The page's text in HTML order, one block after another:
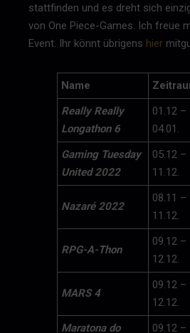
stattfinden und es dreht sich
von One Piece-Games. Ich freue
Event. Ihr könnt übrigens hier
Name
Really Really
Longathon 6
01.12 –
04.01.
Gaming Tuesday
United 2022
05.12 –
11.12.
Nazaré 2022
08.11 –
11.12.
RPG-A-Thon
09.12 –
12.12.
MARS 4
09.12 –
12.12.
Maratona do
09.12 –